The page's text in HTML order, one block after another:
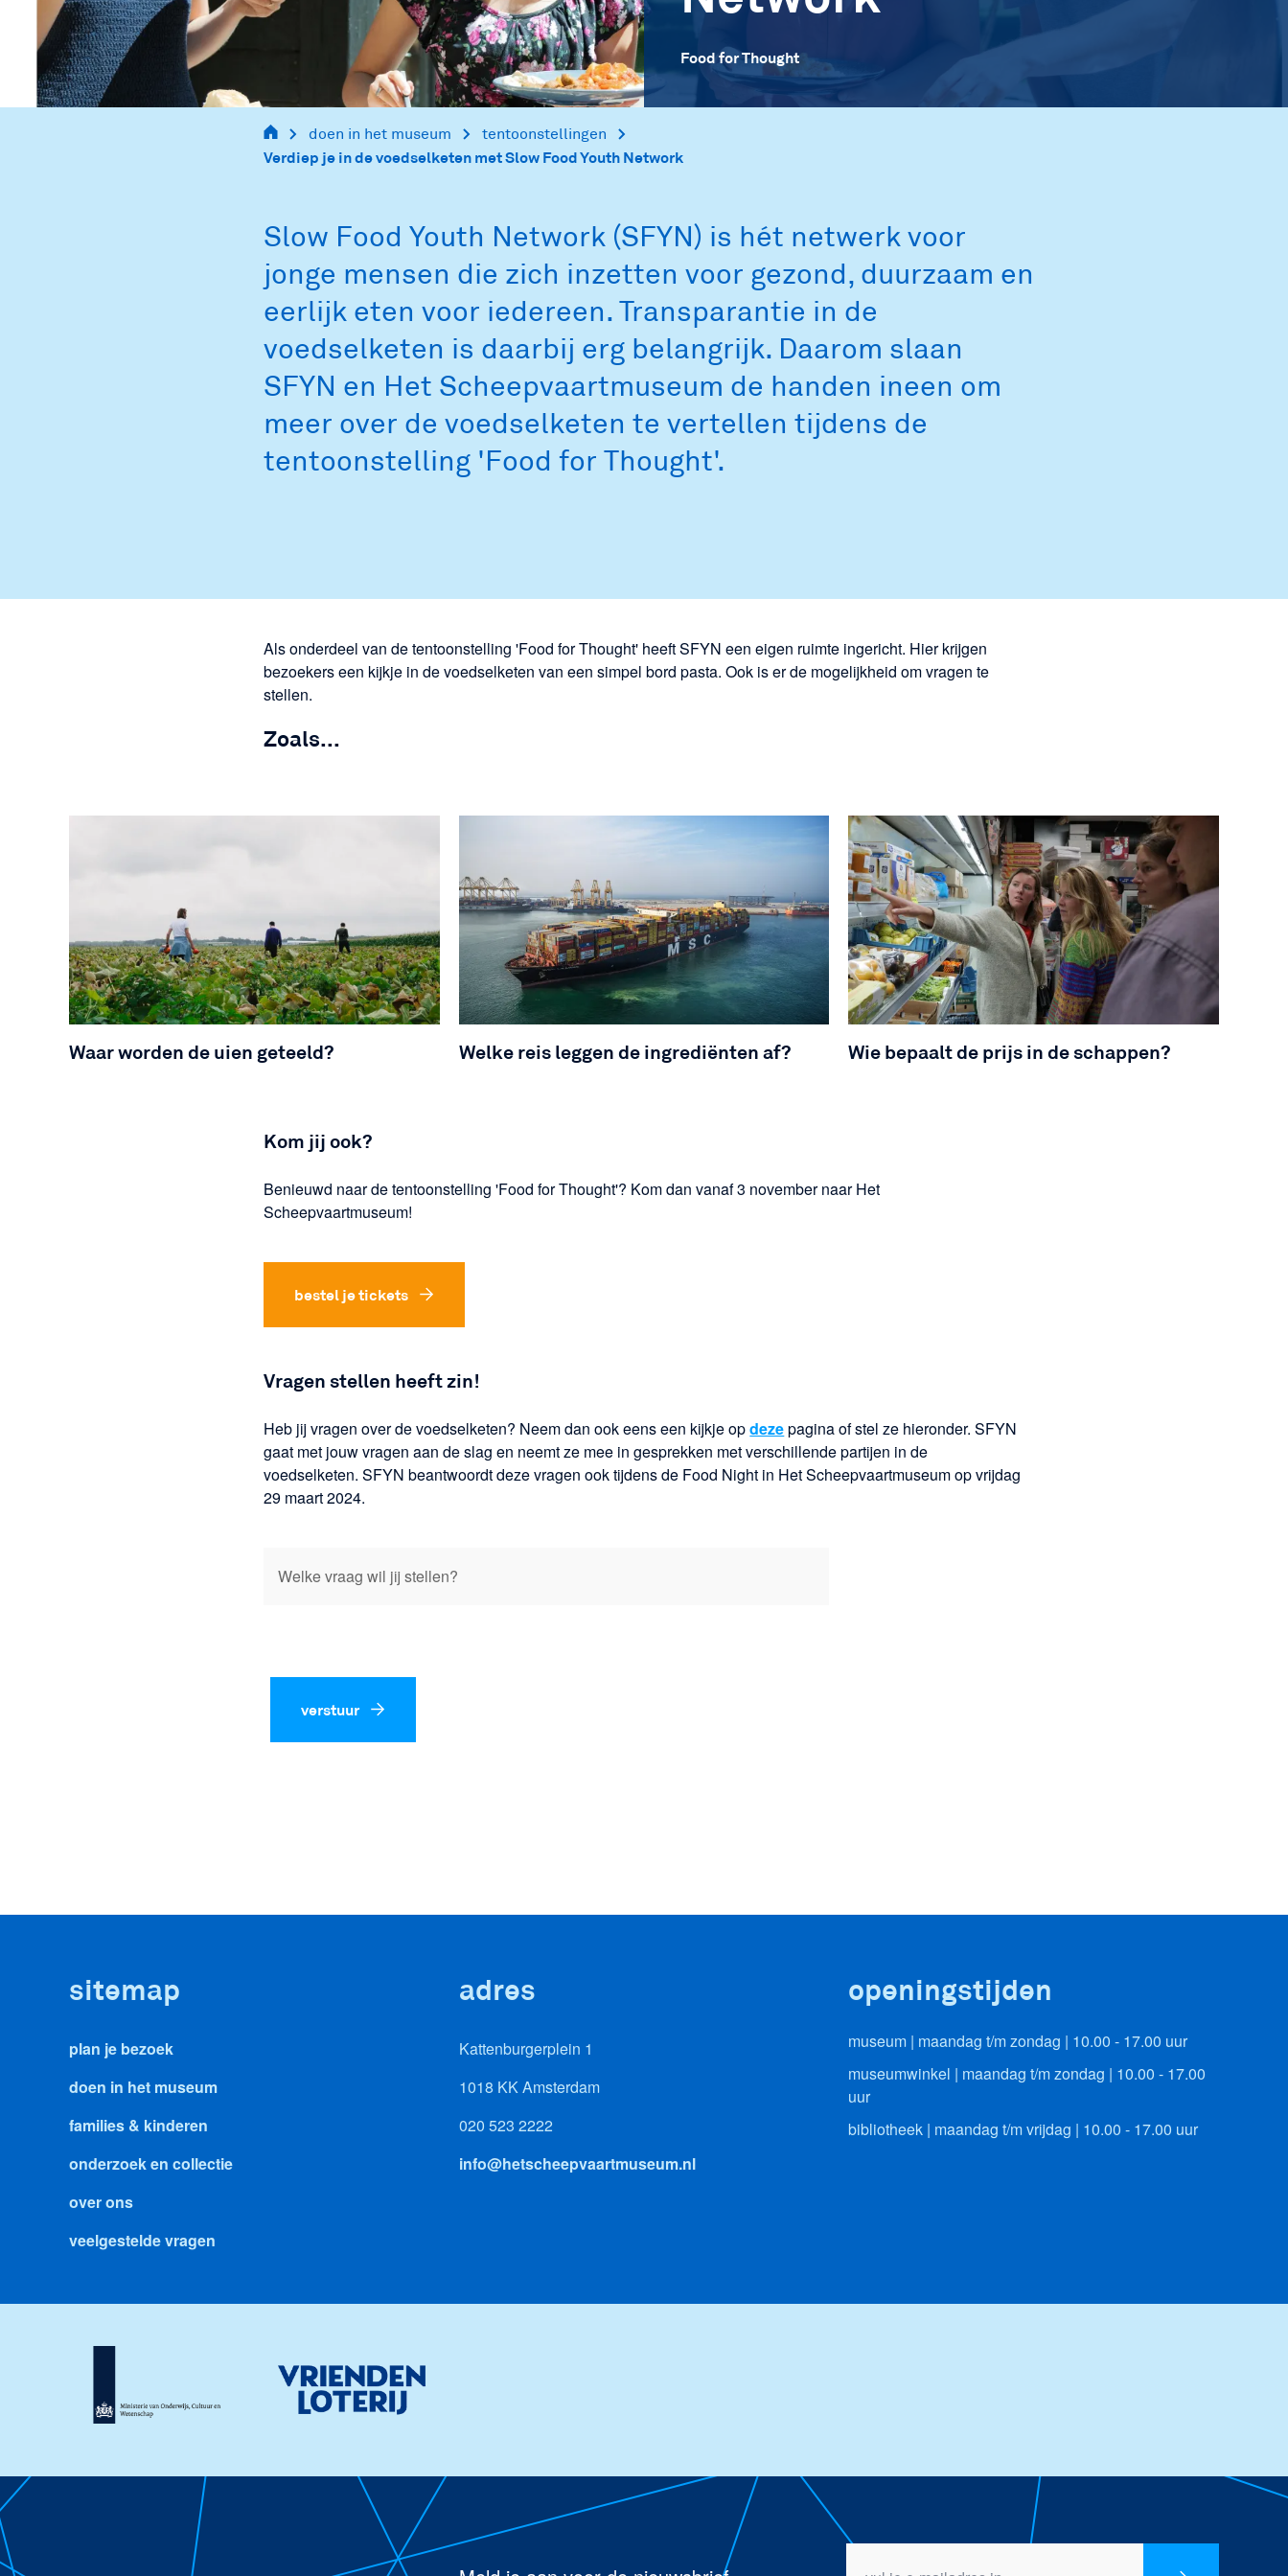
informacion
para los
Food for Thought
doen in het museum
tentoonstellingen
Verdiep je in de voedselketen met Slow Food Youth Network
Slow Food Youth Network (SFYN) is hét netwerk voor
jonge mensen die zich inzetten voor gezond, duurzaam en
eerlijk eten voor iedereen. Transparantie in de
voedselketen is daarbij erg belangrijk. Daarom slaan
SFYN en Het Scheepvaartmuseum de handen ineen om
meer over de voedselketen te vertellen tijdens de
tentoonstelling 'Food for Thought'.
Als onderdeel van de tentoonstelling 'Food for Thought' heeft SFYN een eigen ruimte ingericht. Hier krijgen
bezoekers een kijkje in de voedselketen van een simpel bord pasta. Ook is er de mogelijkheid om vragen te
stellen.
Zoals...
Waar worden de uien geteeld? Welke reis leggen de ingrediënten af? Wie bepaalt de prijs in de schappen?
Kom jij ook?
Benieuwd naar de tentoonstelling 'Food for Thought'? Kom dan vanaf 3 november naar Het
Scheepvaartmuseum!
bestel je tickets
Vragen stellen heeft zin!
Heb jij vragen over de voedselketen? Neem dan ook eens een kijkje opdezepagina of stel ze hieronder. SFYN
gaat met jouw vragen aan de slag en neemt ze mee in gesprekken met verschillende partijen in de
voedselketen. SFYN beantwoordt deze vragen ook tijdens de Food Night in Het Scheepvaartmuseum op vrijdag
29 maart 2024.
verstuur
sitemap
plan je bezoek
doen in het museum
families & kinderen
onderzoek en collectie
over ons
veelgestelde vragen
adres
Kattenburgerplein 1
1018 KK Amsterdam
020 523 2222
info@hetscheepvaartmuseum.nl
openingstijden
museum | maandag t/m zondag | 10.00 - 17.00 uur
museumwinkel | maandag t/m zondag | 10.00 - 17.00
uur
bibliotheek | maandag t/m vrijdag | 10.00 - 17.00 uur